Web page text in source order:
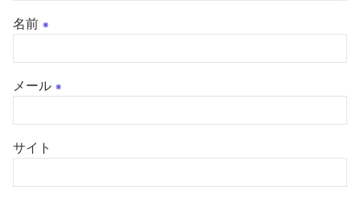
名前 ※
メール ※
サイト